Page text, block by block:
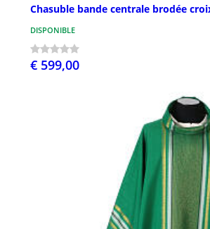
Chasuble bande centrale brodée
DISPONIBLE
€ 599,00